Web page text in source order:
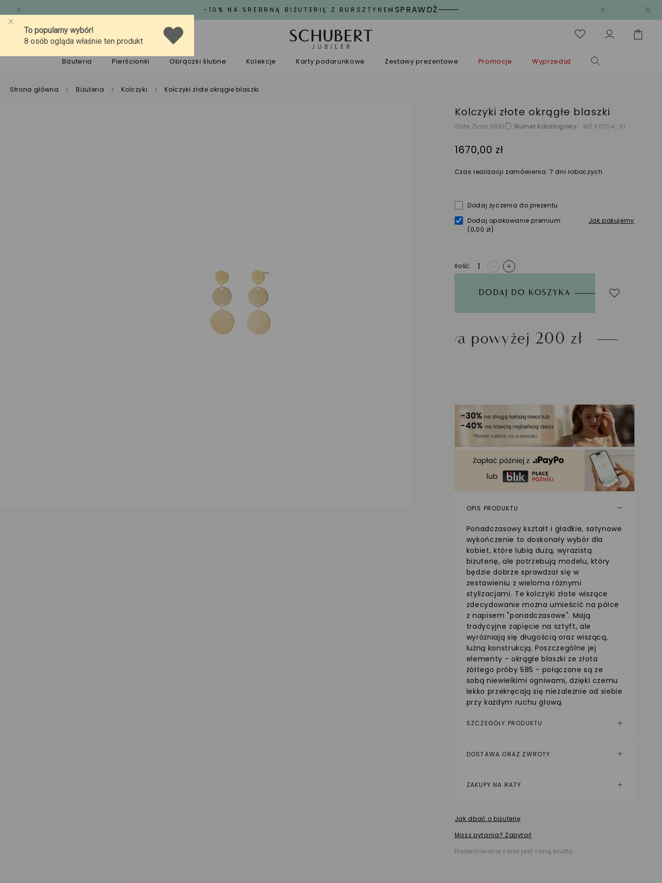
-10% NA SREBRNĄ BIŻUTERIĘ Z BURSZTYNEM SPRAWDŹ
O marceJakośćPomoc
Biżuteria Pierścionki Obrączki ślubne Kolekcje Karty podarunkowe Zestawy prezentowe Promocje Wyprzedaż
Strona główna Biżuteria Kolczyki Kolczyki złote okrągłe blaszki
Kolczyki złote okrągłe blaszki
Żółte Złoto 585| Numer katalogowy MS K0704_X1
1670,00 zł
Czas realizacji zamówienia: 7 dni roboczych
Dodaj życzenia do prezentu
Dodaj opakowanie premium
(0,00 zł)
Jak pakujemy
Ilość +
DODAJ DO KOSZYKA
Darmowa dostawa powyżej 200 zł Możliwość
OPIS PRODUKTU
Ponadczasowy kształt i gładkie, satynowe
wykończenie to doskonały wybór dla
kobiet, które lubią dużą, wyrazistą
biżuterię, ale potrzebują modelu, który
będzie dobrze sprawdzał się w
zestawieniu z wieloma różnymi
stylizacjami. Te kolczyki złote wiszące
zdecydowanie można umieścić na półce
z napisem "ponadczasowe". Mają
tradycyjne zapięcie na sztyft, ale
wyróżniają się długością oraz wiszącą,
luźną konstrukcją. Poszczególne jej
elementy - okrągłe blaszki ze złota
żółtego próby 585 - połączone są ze
sobą niewielkimi ogniwami, dzięki czemu
lekko przekręcają się niezależnie od siebie
przy każdym ruchu głową.
SZCZEGÓŁY PRODUKTU
DOSTAWA ORAZ ZWROTY
ZAKUPY NA RATY
Jak dbać o biżuterię
Masz pytania? Zapytaj!
Prezentowana cena jest ceną brutto